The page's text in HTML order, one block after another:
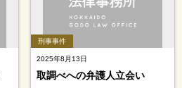
刑事事件
2025年8月13日
取調べへの弁護人立会い